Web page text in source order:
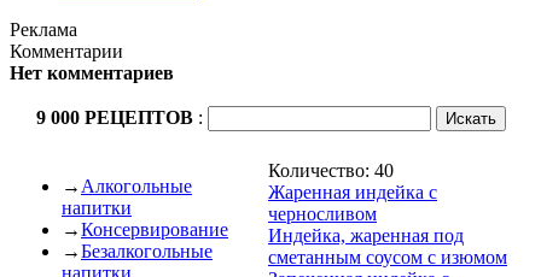
Реклама
Комментарии
Нет комментариев
9 000 РЕЦЕПТОВ :
→ Алкогольные
напитки
→Консервирование
→Безалкогольные
напитки
Количество: 40
Жаренная индейка с
черносливом
Индейка, жаренная под
сметанным соусом с изюмом